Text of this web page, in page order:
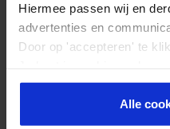
Hiermee passen wij en
advertenties en
Door op 'accepteren' te
er meer over in ons
Alle
Top
Geen